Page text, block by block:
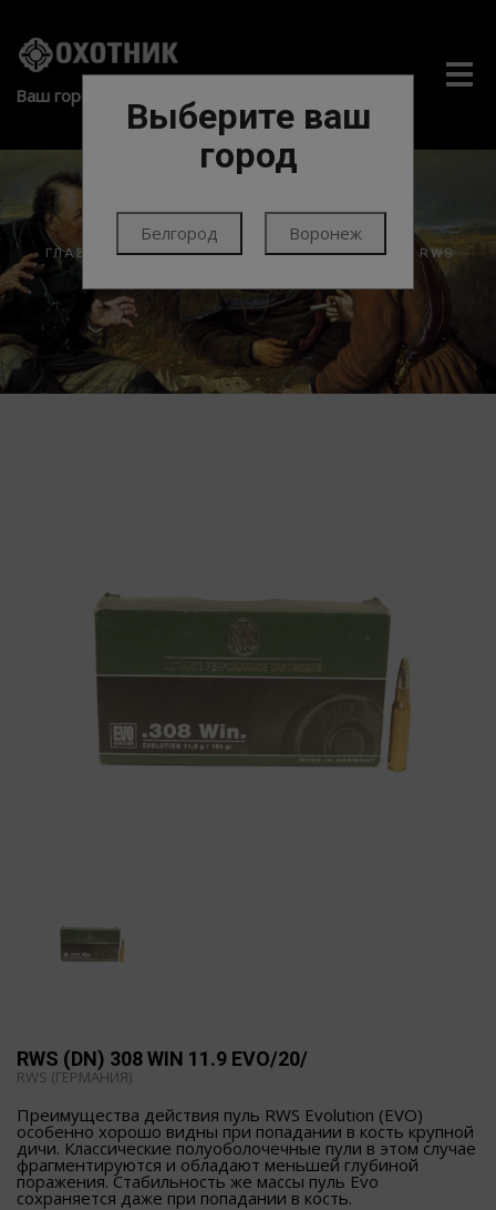
Ваш город:
Выберите ваш
город
Белгород Воронеж
ГЛАВНАЯ ПАТРОНЫ ПАТРОНЫ НАРЕЗНЫЕ
RWS
RWS (DN) 308 WIN 11.9 EVO/20/
RWS (ГЕРМАНИЯ)
Преимущества действия пуль RWS Evolution (EVO)
особенно хорошо видны при попадании в кость крупной
дичи. Классические полуоболочечные пули в этом случае
фрагментируются и обладают меньшей глубиной
поражения. Стабильность же массы пуль Evo
сохраняется даже при попадании в кость.